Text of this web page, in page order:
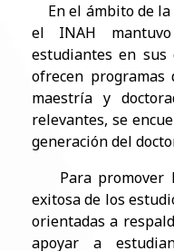
En el ámbito de
el INAH
estudiantes en sus
ofrecen programas
maestría y
relevantes, se
generación del
Para promover
exitosa de los
orientadas a
apoyar a